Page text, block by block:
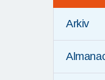
Arkiv